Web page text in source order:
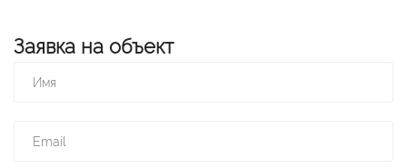
Заявка на объект